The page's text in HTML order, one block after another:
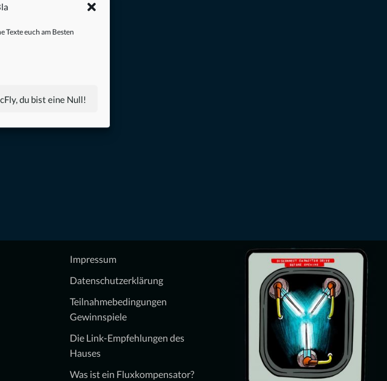
Texte euch am Besten
du bist eine Null!
Impressum
Datenschutzerklärung
Teilnahmebedingungen
Gewinnspiele
Die Link-Empfehlungen des
Hauses
Was ist ein Fluxkompensator?